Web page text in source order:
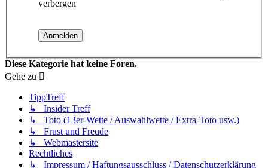
verbergen
Diese Kategorie hat keine Foren.
Gehe zu
TippTreff
↳ Insider Treff
↳ Toto (13er-Wette / Auswahlwette / Extra-Toto usw.)
↳ Frust und Freude
↳ Webmastersite
Rechtliches
↳ Impressum / Haftungsausschluss / Datenschutzerklärung